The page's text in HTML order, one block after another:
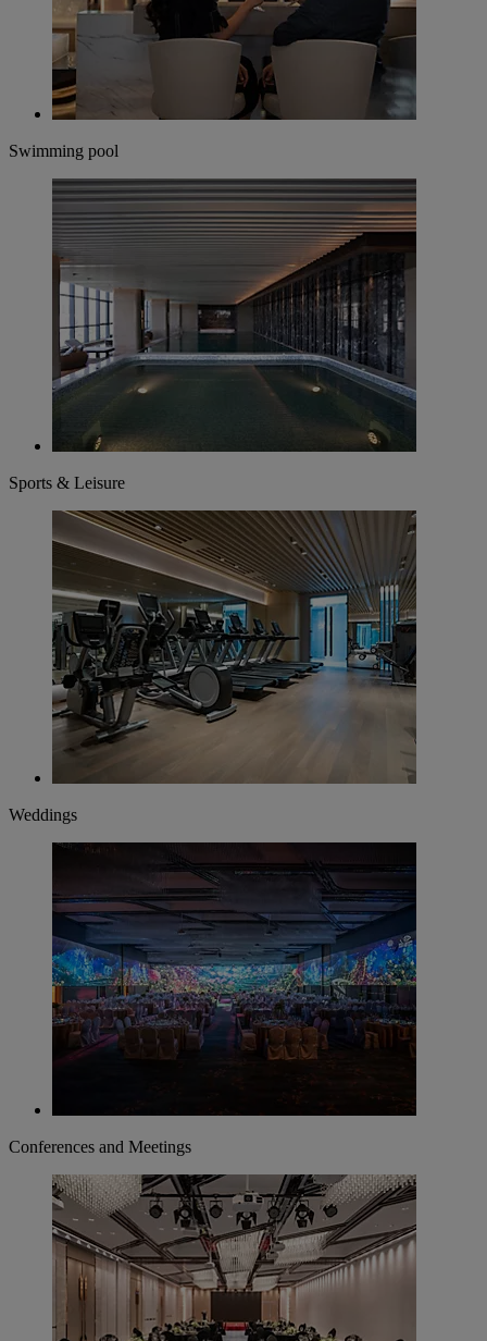
Swimming pool
Sports & Leisure
Weddings
Conferences and Meetings